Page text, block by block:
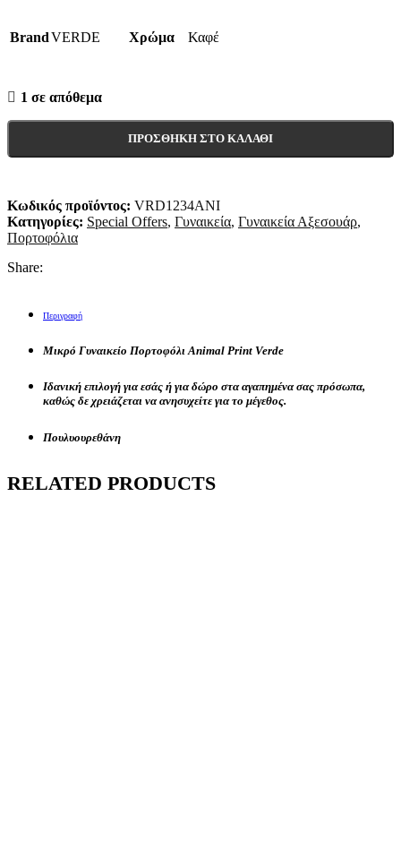
BrandVERDE Χρώμα Καφέ
1 σε απόθεμα
ΠΡΟΣΘΉΚΗ ΣΤΟ ΚΑΛΆΘΙ
Κωδικός προϊόντος: VRD1234ANI
Κατηγορίες: Special Offers, Γυναικεία, Γυναικεία Αξεσουάρ,
Πορτοφόλια
Share:
Περιγραφή
Μικρό Γυναικείο Πορτοφόλι Αnimal Print Verde
Ιδανική επιλογή για εσάς ή για δώρο στα αγαπημένα σας πρόσωπα,
καθώς δε χρειάζεται να ανησυχείτε για το μέγεθος.
Πουλυουρεθάνη
RELATED PRODUCTS